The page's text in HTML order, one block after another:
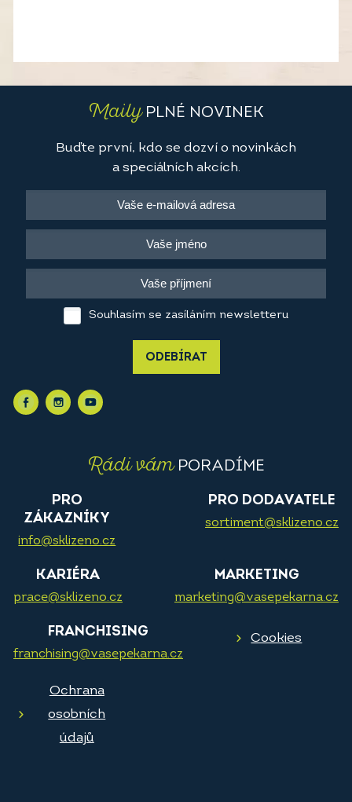
MailyPLNÉ NOVINEK
Buďte první, kdo se dozví o novinkách
a speciálních akcích.
Souhlasím se zasíláním newsletteru
ODEBÍRAT
Rádi vámPORADÍME
PRO
ZÁKAZNÍKY
info@sklizeno.cz
PRO DODAVATELE
sortiment@sklizeno.cz
KARIÉRA
prace@sklizeno.cz
MARKETING
marketing@vasepekarna.cz
FRANCHISING
franchising@vasepekarna.cz
Cookies
Ochrana
osobních
údajů